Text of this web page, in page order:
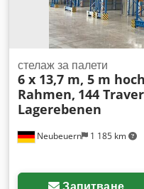
Neubeuern 1 185 km
стелаж за палети
6 x 13,7 m, 5 m
Rahmen, 144
Lagerebenen